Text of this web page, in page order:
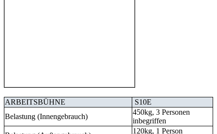
ARBEITSBÜHNE
S10E
Belastung (Innengebrauch)
450kg, 3 Personen
inbegriffen
120kg, 1 Person